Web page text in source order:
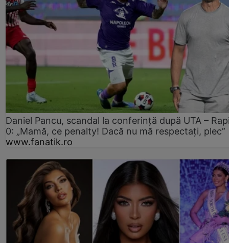
Daniel Pancu, scandal la conferință după UTA –
0: „Mamă, ce penalty! Dacă nu mă respectați, plec”
www.fanatik.ro